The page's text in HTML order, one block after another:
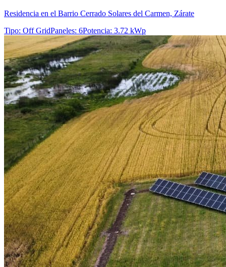
Residencia en el Barrio Cerrado Solares del Carmen, Zárate
Tipo: Off GridPaneles: 6Potencia: 3.72 kWp